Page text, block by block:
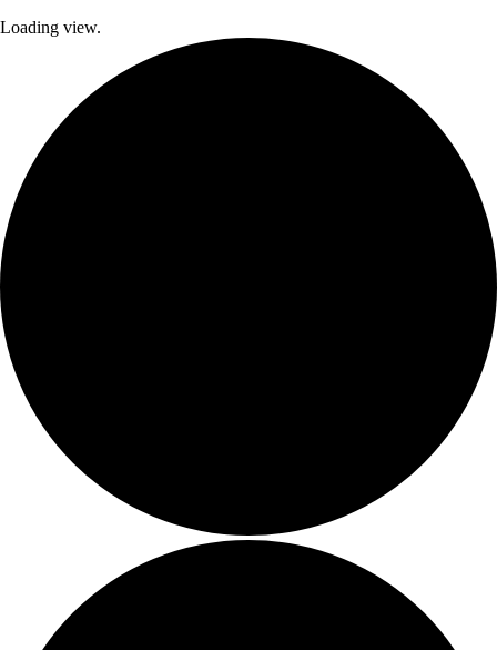
Loading view.